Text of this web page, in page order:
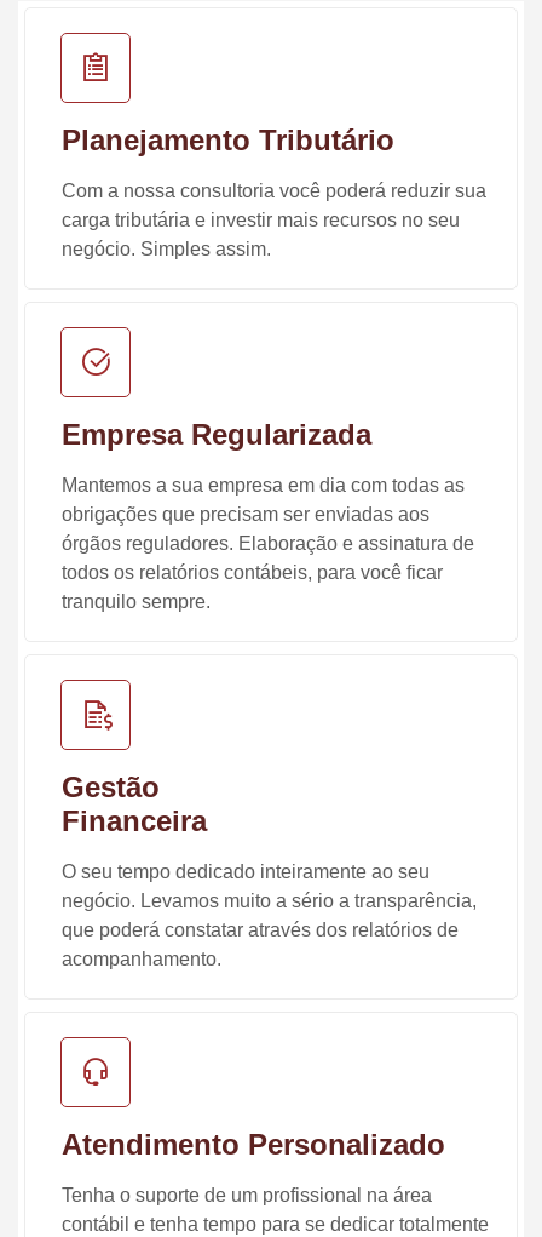
Planejamento Tributário
Com a nossa consultoria você poderá reduzir sua
carga tributária e investir mais recursos no seu
negócio. Simples assim.
Empresa Regularizada
Mantemos a sua empresa em dia com todas as
obrigações que precisam ser enviadas aos
órgãos reguladores. Elaboração e assinatura de
todos os relatórios contábeis, para você ficar
tranquilo sempre.
Gestão
Financeira
O seu tempo dedicado inteiramente ao seu
negócio. Levamos muito a sério a transparência,
que poderá constatar através dos relatórios de
acompanhamento.
Atendimento Personalizado
Tenha o suporte de um profissional na área
contábil e tenha tempo para se dedicar totalmente